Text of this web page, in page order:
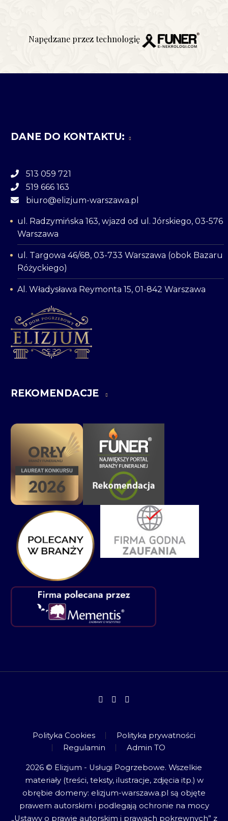
Napędzane przez technologię
DANE DO KONTAKTU:
513 059 721
519 666 163
biuro@elizjum-warszawa.pl
ul. Radzymińska 163, wjazd od ul. Jórskiego, 03-576
Warszawa
ul. Targowa 46/68, 03-733 Warszawa (obok Bazaru
Różyckiego)
Al. Władysława Reymonta 15, 01-842 Warszawa
REKOMENDACJE
Polityka Cookies
Polityka prywatności
Regulamin
Admin TO
2026 © Elizjum - Usługi Pogrzebowe. Wszelkie
materiały (treści, teksty, ilustracje, zdjęcia itp.) w
obrębie domeny: elizjum-warszawa.pl są objęte
prawem autorskim i podlegają ochronie na mocy
„Ustawy o prawie autorskim i prawach pokrewnych” z